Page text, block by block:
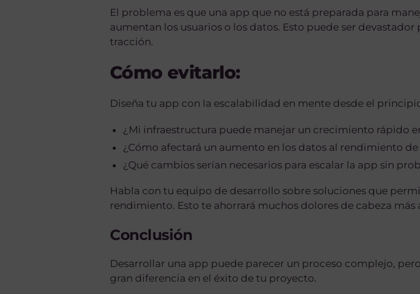
El problema es que una app que no está preparada para
aumentan los usuarios o los datos. Esto puede ser
tracción.
Cómo evitarlo:
Diseña tu app con la escalabilidad en mente desde el
¿Mi infraestructura puede manejar un crecimiento rápido
¿Cómo afectará un aumento en los datos al rendimiento de
¿Qué cambios serían necesarios para escalar la app sin
Habla con tu equipo de desarrollo sobre soluciones que
rendimiento. Esto te ahorrará muchos dolores de cabeza más
Conclusión
Desarrollar una app puede parecer un proceso complejo,
gran diferencia en el éxito de tu proyecto.